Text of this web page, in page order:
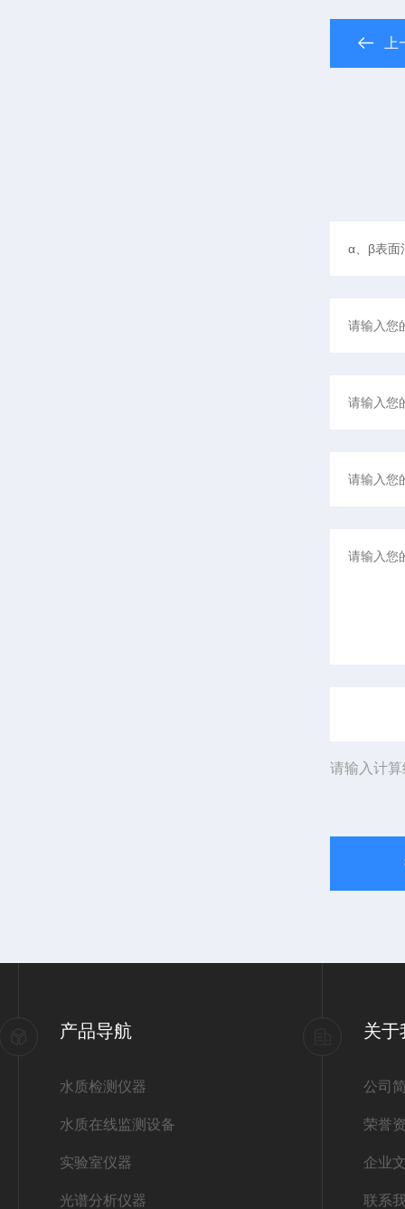
请输入计
产品导航
水质检测仪器
水质在线监测设备
实验室仪器
光谱分析仪器
关于
公司
荣誉
企业
联系